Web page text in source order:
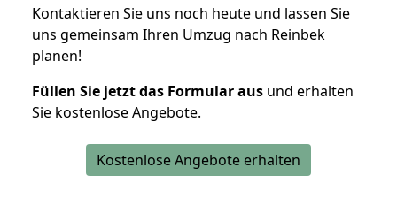
Kontaktieren Sie uns noch heute und lassen Sie
uns gemeinsam Ihren Umzug nach Reinbek
planen!
Füllen Sie jetzt das Formular aus und erhalten
Sie kostenlose Angebote.
Kostenlose Angebote erhalten